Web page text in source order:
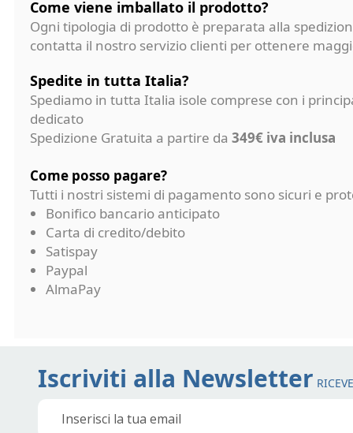
Come viene imballato il prodotto?
Ogni tipologia di prodotto è preparata alla
contatta il nostro servizio clienti per ottenere
Spedite in tutta Italia?
Spediamo in tutta Italia isole comprese con i
dedicato
Spedizione Gratuita a partire da 349€ iva inclusa
Come posso pagare?
Tutti i nostri sistemi di pagamento sono sicuri e
Bonifico bancario anticipato
Carta di credito/debito
Satispay
Paypal
AlmaPay
Iscriviti alla Newsletter